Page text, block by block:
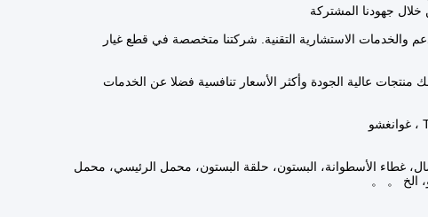
جهودنا المشتركة
والخدمات الاستشارية التقنية. شركتنا متخصصة في قطع غيار
منذ 22 عاما الماضية. يمكننا أن نقدم لك منتجات عالية الجودة وأكثر الأسعار تنافسية فضلا عن الخدمات
غطاء الأسطوانة، البستون، حلقة البستون، محمل الرئيسي، محمل
الخ 。 。